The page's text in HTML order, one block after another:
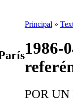
Principal »
1986-
POR